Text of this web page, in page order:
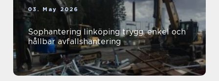
03. May 2026
Sophantering linköping trygg, enkel och
hållbar avfallshantering